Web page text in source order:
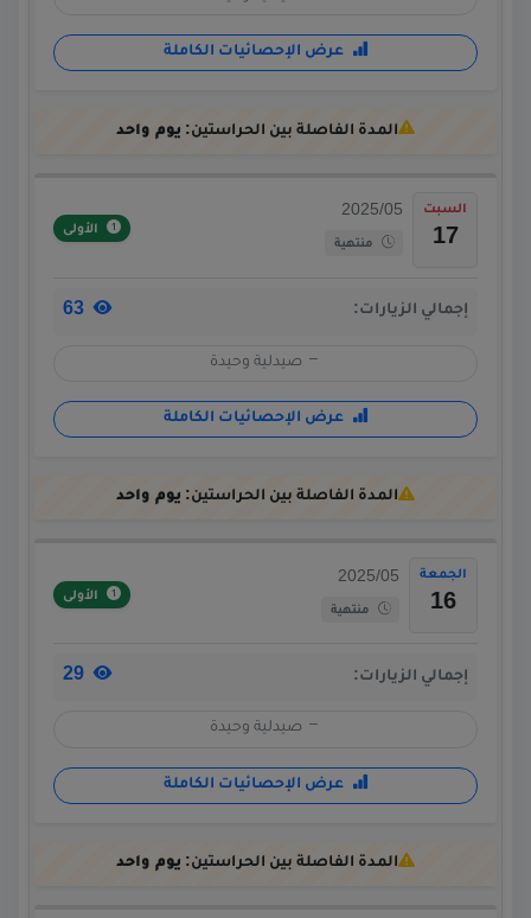
عرض الإحصائيات الكاملة
المدة الفاصلة بين الحراستين: يوم واحد
السبت
17
2025/05
منتهية
الأولى
إجمالي الزيارات:
صيدلية وحيدة
عرض الإحصائيات الكاملة
المدة الفاصلة بين الحراستين: يوم واحد
الجمعة
16
2025/05
منتهية
الأولى
إجمالي الزيارات:
صيدلية وحيدة
عرض الإحصائيات الكاملة
المدة الفاصلة بين الحراستين: يوم واحد